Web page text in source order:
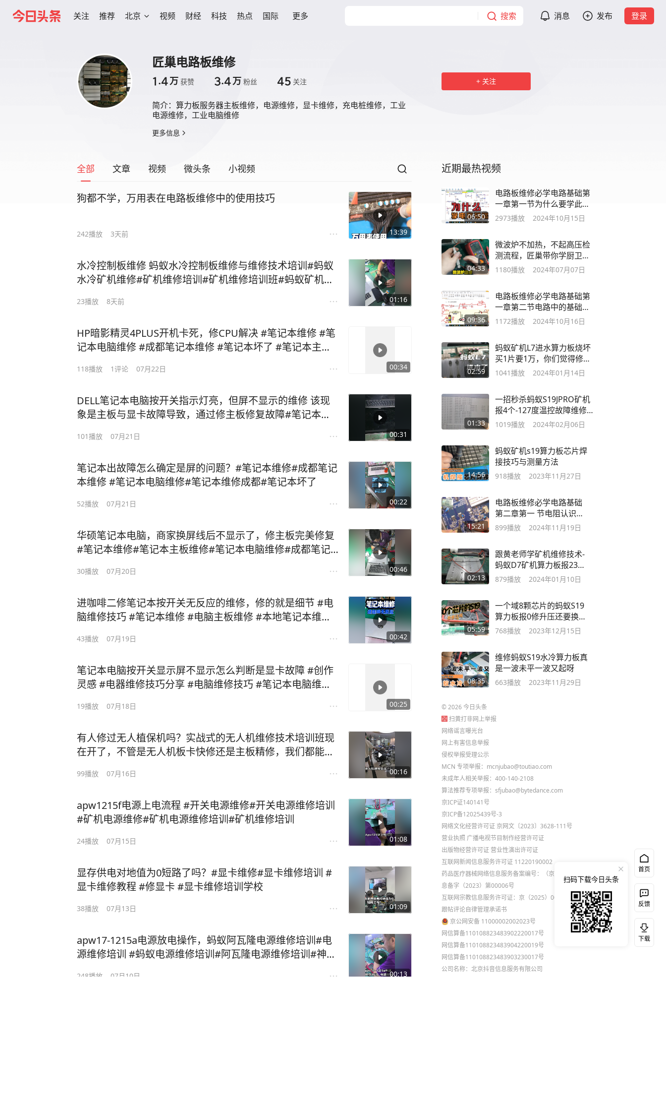
关注 推荐 北京 视频 财经 科技 热点 国际 更多 搜索 消息 发布 登录
匠巢电路板维修
1.4万 获赞 3.4万 粉丝 45 关注
简介： 算力板服务器主板维修，电源维修，显卡维修，充电桩维修，工业
电源维修，工业电脑维修
更多信息
关注
全部 文章 视频 微头条 小视频
13:39
狗都不学，万用表在电路板维修中的使用技巧
242播放 3天前
01:16
水冷控制板维修 蚂蚁水冷控制板维修与维修技术培训#蚂蚁
水冷矿机维修#矿机维修培训#矿机维修培训班#蚂蚁矿机维
23播放 8天前
00:34
HP暗影精灵4PLUS开机卡死，修CPU解决 #笔记本维修 #笔
记本电脑维修 #成都笔记本维修 #笔记本坏了 #笔记本主板
118播放 1评论 07月22日
00:31
DELL笔记本电脑按开关指示灯亮，但屏不显示的维修 该现
象是主板与显卡故障导致，通过修主板修复故障#笔记本维
修 #笔记本坏了
101播放 07月21日
00:22
笔记本出故障怎么确定是屏的问题？#笔记本维修#成都笔记
本维修 #笔记本电脑维修#笔记本维修成都#笔记本坏了
52播放 07月21日
00:46
华硕笔记本电脑，商家换屏线后不显示了，修主板完美修复
#笔记本维修#笔记本主板维修#笔记本电脑维修#成都笔记
30播放 07月20日
00:42
进咖啡二修笔记本按开关无反应的维修，修的就是细节 #电
脑维修技巧 #笔记本维修 #电脑主板维修 #本地笔记本维修
43播放 07月19日
00:25
笔记本电脑按开关显示屏不显示怎么判断是显卡故障 #创作
灵感 #电器维修技巧分享 #电脑维修技巧 #笔记本电脑维修
19播放 07月18日
00:16
有人修过无人植保机吗？实战式的无人机维修技术培训班现
在开了，不管是无人机板卡快修还是主板精修，我们都能搞
训班 #无人机维修培训机构 #无人机维修培训班学费多少钱
99播放 07月16日
01:08
apw1215f电源上电流程 #开关电源维修#开关电源维修培训
#矿机电源维修#矿机电源维修培训#矿机维修培训
24播放 07月15日
01:09
显存供电对地值为0短路了吗？#显卡维修#显卡维修培训 #
显卡维修教程 #修显卡 #显卡维修培训学校
38播放 07月13日
00:13
apw17-1215a电源放电操作，蚂蚁阿瓦隆电源维修培训#电
源维修培训 #蚂蚁电源维修培训#阿瓦隆电源维修培训#神马
248播放 07月10日
近期最热视频
06:50
电路板维修必学电路基础第
一章第一节为什么要学此课
程
2973播放 2024年10月15日
04:33
微波炉不加热，不起高压检
测流程，匠巢带你学厨卫家
电维修
1180播放 2024年07月07日
09:36
电路板维修必学电路基础第
一章第二节电路中的基础知
识
1172播放 2024年10月16日
02:59
蚂蚁矿机L7进水算力板烧坏
买1片要1万，你们觉得修好
收多钱合适呢
1041播放 2024年01月14日
01:33
一招秒杀蚂蚁S19JPRO矿机
报4个-127度温控故障维修
方法分享
1019播放 2024年02月06日
14:56
蚂蚁矿机s19算力板芯片焊
接技巧与测量方法
918播放 2023年11月27日
15:21
电路板维修必学电路基础
第二章第一 节电阻认识与
好坏测量
899播放 2024年11月19日
02:13
跟黄老师学矿机维修技术-
蚂蚁D7矿机算力板报23故
障维修
879播放 2024年01月10日
05:59
一个域8颗芯片的蚂蚁S19
算力板报0修升压还要换芯
片翻车了吗
768播放 2023年12月15日
08:35
维修蚂蚁S19水冷算力板真
是一波未平一波又起呀
663播放 2023年11月29日
©2026今日头条
扫黄打非网上举报
网络谣言曝光台
网上有害信息举报
侵权举报受理公示
MCN 专项举报：mcnjubao@toutiao.com
未成年人相关举报：400-140-2108
算法推荐专项举报：sfjubao@bytedance.com
京ICP证140141号
京ICP备12025439号-3
网络文化经营许可证 京网文〔2023〕3628-111号
营业执照 广播电视节目制作经营许可证
出版物经营许可证 营业性演出许可证
互联网新闻信息服务许可证 11220190002
药品医疗器械网络信息服务备案编号：（京）网药械信
息备字（2023）第00006号
互联网宗教信息服务许可证：京（2025）0000021
跟帖评论自律管理承诺书
京公网安备 11000002002023号
网信算备110108823483902220017号
网信算备110108823483904220019号
网信算备110108823483903230017号
公司名称：北京抖音信息服务有限公司
首页
反馈
下载
扫码下载今日头条